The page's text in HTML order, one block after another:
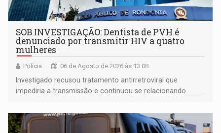
SOB INVESTIGAÇÃO: Dentista de PVH é
denunciado por transmitir HIV a quatro
mulheres
Polícia 06 de Agosto de 2026 às 13:08
Investigado recusou tratamento antirretroviral que
impediria a transmissão e continuou se relacionando